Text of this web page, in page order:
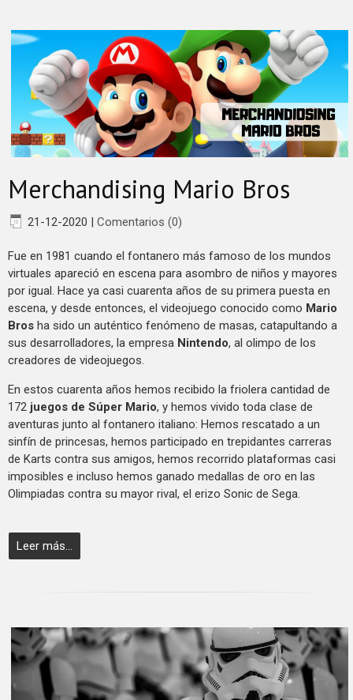
Merchandising Mario Bros
21-12-2020 | Comentarios (0)
Fue en 1981 cuando el fontanero más famoso de los mundos
virtuales apareció en escena para asombro de niños y mayores
por igual. Hace ya casi cuarenta años de su primera puesta en
escena, y desde entonces, el videojuego conocido como Mario
Bros ha sido un auténtico fenómeno de masas, catapultando a
sus desarrolladores, la empresa Nintendo, al olimpo de los
creadores de videojuegos.
En estos cuarenta años hemos recibido la friolera cantidad de
172 juegos de Súper Mario, y hemos vivido toda clase de
aventuras junto al fontanero italiano: Hemos rescatado a un
sinfín de princesas, hemos participado en trepidantes carreras
de Karts contra sus amigos, hemos recorrido plataformas casi
imposibles e incluso hemos ganado medallas de oro en las
Olimpiadas contra su mayor rival, el erizo Sonic de Sega.
Leer más...